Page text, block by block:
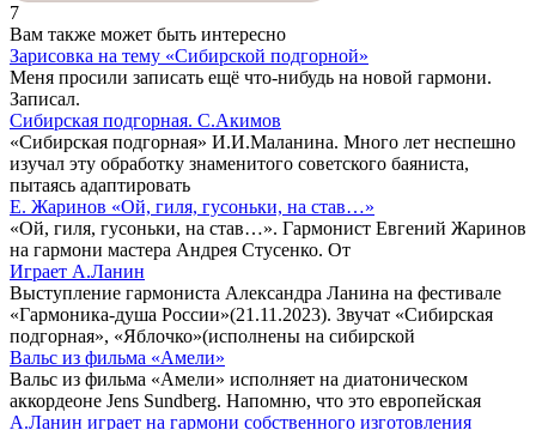
7
Вам также может быть интересно
Зарисовка на тему «Сибирской подгорной»
Меня просили записать ещё что-нибудь на новой гармони.
Записал.
Сибирская подгорная. С.Акимов
«Сибирская подгорная» И.И.Маланина. Много лет неспешно
изучал эту обработку знаменитого советского баяниста,
пытаясь адаптировать
Е. Жаринов «Ой, гиля, гусоньки, на став…»
«Ой, гиля, гусоньки, на став…». Гармонист Евгений Жаринов
на гармони мастера Андрея Стусенко. От
Играет А.Ланин
Выступление гармониста Александра Ланина на фестивале
«Гармоника-душа России»(21.11.2023). Звучат «Сибирская
подгорная», «Яблочко»(исполнены на сибирской
Вальс из фильма «Амели»
Вальс из фильма «Амели» исполняет на диатоническом
аккордеоне Jens Sundberg. Напомню, что это европейская
А.Ланин играет на гармони собственного изготовления